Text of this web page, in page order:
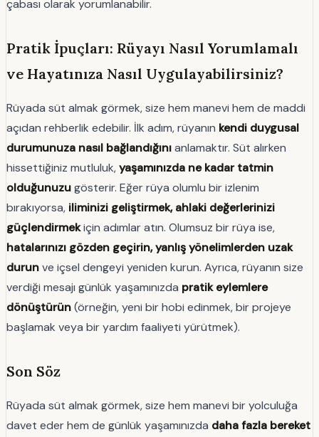
çabası olarak yorumlanabilir.
Pratik İpuçları: Rüyayı Nasıl Yorumlamalı
ve Hayatınıza Nasıl Uygulayabilirsiniz?
Rüyada süt almak görmek, size hem manevi hem de maddi
açıdan rehberlik edebilir. İlk adım, rüyanın kendi duygusal
durumunuza nasıl bağlandığınıanlamaktır. Süt alırken
hissettiğiniz mutluluk,yaşamınızda ne kadar tatmin
olduğunuzugösterir. Eğer rüya olumlu bir izlenim
bırakıyorsa, iliminizi geliştirmek, ahlaki değerlerinizi
güçlendirmekiçin adımlar atın. Olumsuz bir rüya ise,
hatalarınızı gözden geçirin, yanlış yönelimlerden uzak
durunve içsel dengeyi yeniden kurun. Ayrıca, rüyanın size
verdiği mesajı günlük yaşamınızda pratik eylemlere
dönüştürün(örneğin, yeni bir hobi edinmek, bir projeye
başlamak veya bir yardım faaliyeti yürütmek).
Son Söz
Rüyada süt almak görmek, size hem manevi bir yolculuğa
davet eder hem de günlük yaşamınızda daha fazla bereket